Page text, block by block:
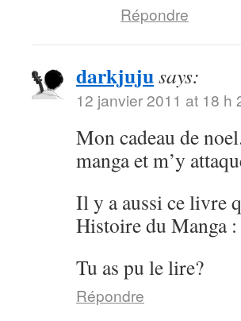
Répondre
darkjujusays:
12 janvier 2011 at 18 h
Mon cadeau de
manga et m’y
Il y a aussi ce livre
Histoire du Manga :
Tu as pu le lire?
Répondre